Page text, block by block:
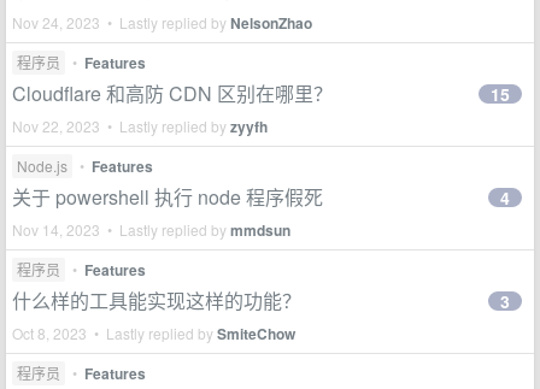
Nov 24, 2023 • Lastly replied byNelsonZhao
程序员 • Features
Cloudflare 和高防 CDN 区别在哪里？
Nov 22, 2023 • Lastly replied byzyyfh
15
Node.js • Features
关于 powershell 执行 node 程序假死
Nov 14, 2023 • Lastly replied bymmdsun
4
程序员 • Features
什么样的工具能实现这样的功能？
Oct 8, 2023 • Lastly replied bySmiteChow
3
程序员 • Features